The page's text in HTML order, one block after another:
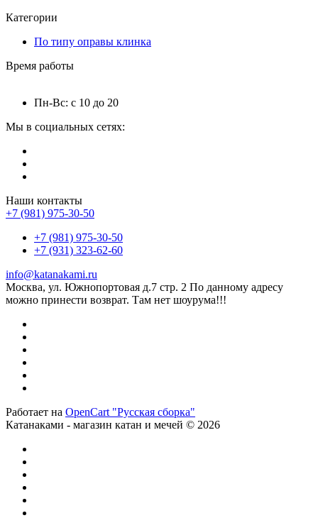
Категории
По типу оправы клинка
Время работы
Пн-Вс: с 10 до 20
Мы в социальных сетях:
Наши контакты
+7 (981) 975-30-50
+7 (981) 975-30-50
+7 (931) 323-62-60
info@katanakami.ru
Москва, ул. Южнопортовая д.7 стр. 2 По данному адресу
можно принести возврат. Там нет шоурума!!!
Работает на OpenCart "Русская сборка"
Катанаками - магазин катан и мечей © 2026